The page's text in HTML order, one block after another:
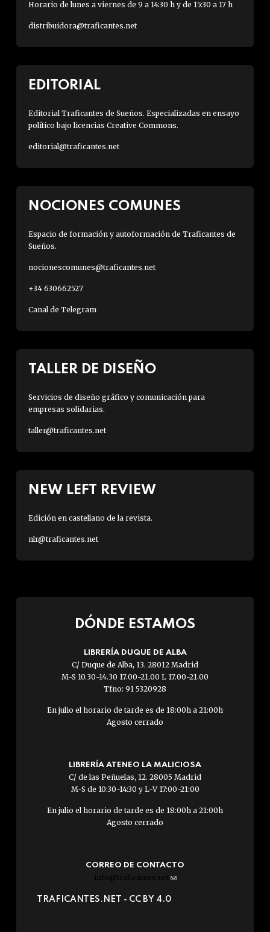
Horario de lunes a viernes de 9 a 14:30 h y de 15:30 a 17 h
distribuidora@traficantes.net
EDITORIAL
Editorial Traficantes de Sueños. Especializadas en ensayo
político bajo licencias Creative Commons.
editorial@traficantes.net
NOCIONES COMUNES
Espacio de formación y autoformación de Traficantes de
Sueños.
nocionescomunes@traficantes.net
+34 630662527
Canal de Telegram
TALLER DE DISEÑO
Servicios de diseño gráfico y comunicación para
empresas solidarias.
taller@traficantes.net
NEW LEFT REVIEW
Edición en castellano de la revista.
nlr@traficantes.net
DÓNDE ESTAMOS
LIBRERÍA DUQUE DE ALBA
C/ Duque de Alba, 13. 28012 Madrid
M-S 10.30-14.30 17.00-21.00 L 17.00-21.00
Tfno: 91 5320928
En julio el horario de tarde es de 18:00h a 21:00h
Agosto cerrado
LIBRERÍA ATENEO LA MALICIOSA
C/ de las Peñuelas, 12. 28005 Madrid
M-S de 10:30-14:30 y L-V 17:00-21:00
En julio el horario de tarde es de 18:00h a 21:00h
Agosto cerrado
CORREO DE CONTACTO
info@traficantes.net (link
e-
TRAFICANTES.NET - CC BY 4.0